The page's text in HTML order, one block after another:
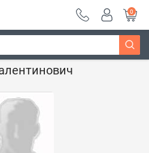
0
книга - "Богдан"